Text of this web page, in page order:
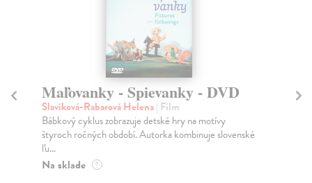
Pan - DVD
Wright Joe| Film
Petr (Levi Miller) je nezkrotný dvanáctiletý kluk, který
celý svůj dosavadní život strávil v bezútěš...
Na sklade